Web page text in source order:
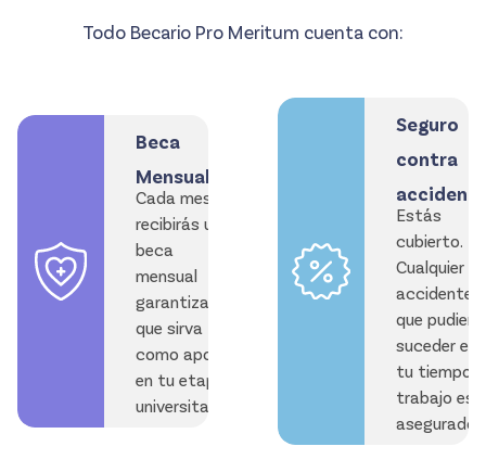
Todo Becario Pro Meritum cuenta con:
Beca
Mensual
Cada mes
recibirás una
beca
mensual
garantizada
que sirva
como apoyo
en tu etapa
universitaria.
Seguro
contra
Estás
cubierto.
Cualquier
accidente
que pudiera
suceder en
tu tiempo
trabajo
asegurado.